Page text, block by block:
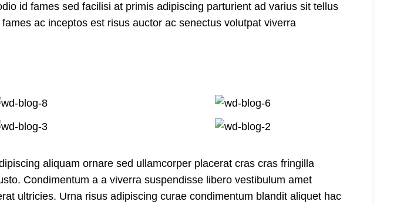
id fames sed facilisi at primis adipiscing parturient ad varius sit tellus
ac inceptos est risus auctor ac senectus volutpat viverra
aliquam ornare sed ullamcorper placerat cras cras fringilla
Condimentum a a viverra suspendisse libero vestibulum amet
ultricies. Urna risus adipiscing curae condimentum blandit aliquet hac